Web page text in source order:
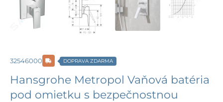
32546000 DOPRAVA ZDARMA
Hansgrohe Metropol Vaňová batéria
pod omietku s bezpečnostnou